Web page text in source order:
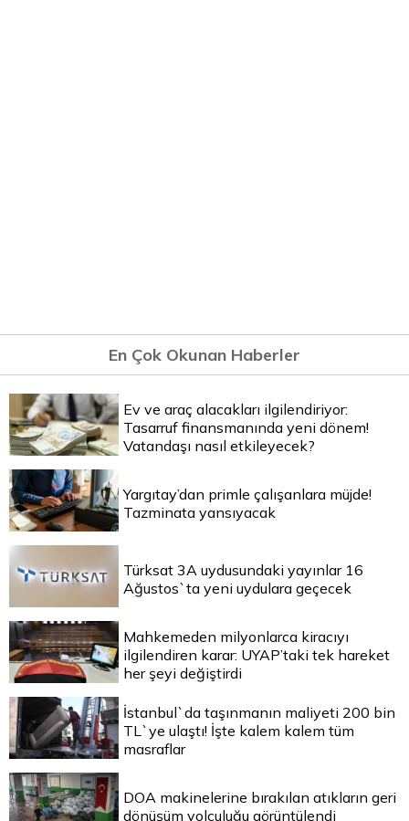
En Çok Okunan Haberler
Ev ve araç alacakları ilgilendiriyor:
Tasarruf finansmanında yeni dönem!
Vatandaşı nasıl etkileyecek?
Yargıtay’dan primle çalışanlara müjde!
Tazminata yansıyacak
Türksat 3A uydusundaki yayınlar 16
Ağustos`ta yeni uydulara geçecek
Mahkemeden milyonlarca kiracıyı
ilgilendiren karar: UYAP’taki tek hareket
her şeyi değiştirdi
İstanbul`da taşınmanın maliyeti 200 bin
TL`ye ulaştı! İşte kalem kalem tüm
masraflar
DOA makinelerine bırakılan atıkların geri
dönüşüm yolculuğu görüntülendi